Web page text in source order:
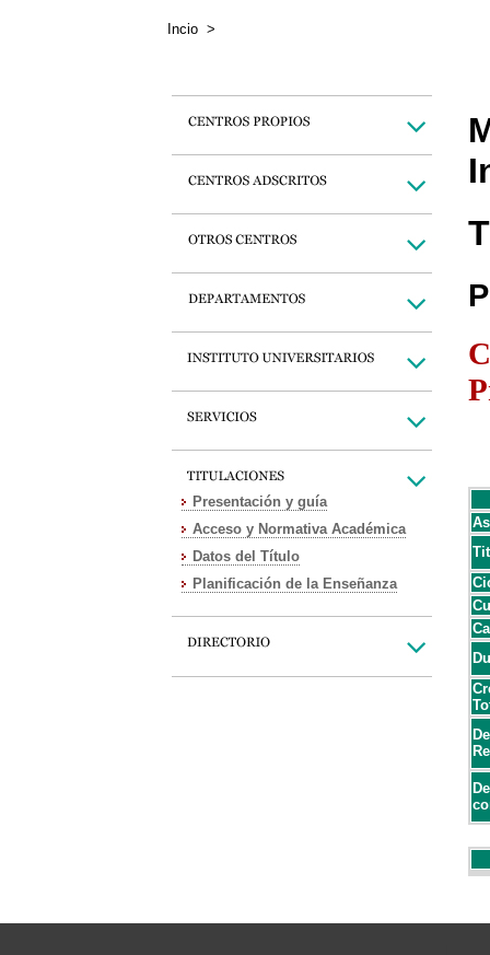
Incio >
Presentación y guía
Acceso y Normativa Académica
Datos del Título
Planificación de la Enseñanza